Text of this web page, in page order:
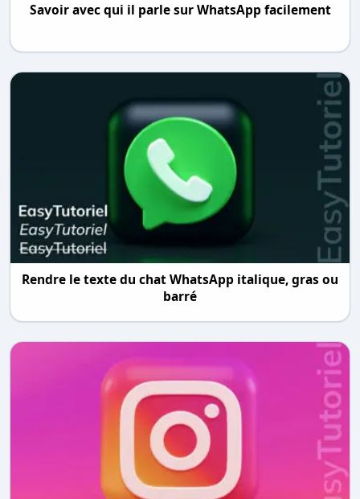
Savoir avec qui il parle sur WhatsApp facilement
Rendre le texte du chat WhatsApp italique, gras ou
barré